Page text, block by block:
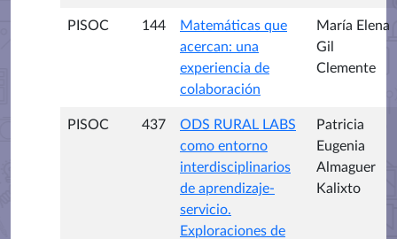
PISOC 144
Matemáticas que
acercan: una
experiencia de
colaboración
María Elena
Gil
Clemente
PISOC 437
ODS RURAL LABS
como entorno
interdisciplinarios
de aprendizaje-
servicio.
Exploraciones de
Patricia
Eugenia
Almaguer
Kalixto